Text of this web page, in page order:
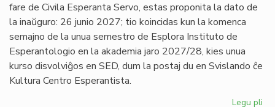
fare de Civila Esperanta Servo, estas proponita la dato de
la inaŭguro: 26 junio 2027; tio koincidas kun la komenca
semajno de la unua semestro de Esplora Instituto de
Esperantologio en la akademia jaro 2027/28, kies unua
kurso disvolviĝos en SED, dum la postaj du en Svislando ĉe
Kultura Centro Esperantista.
Legu pli